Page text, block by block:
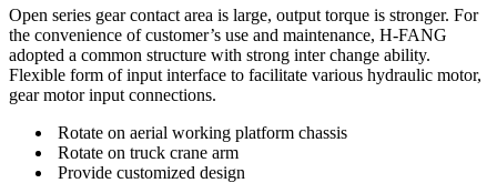
Open series gear contact area is large, output torque is stronger. For
the convenience of customer’s use and maintenance, H-FANG
adopted a common structure with strong inter change ability.
Flexible form of input interface to facilitate various hydraulic motor,
gear motor input connections.
Rotate on aerial working platform chassis
Rotate on truck crane arm
Provide customized design